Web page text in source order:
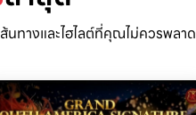
นทางและไฮไลต์ที่คุณไม่ควรพลาด